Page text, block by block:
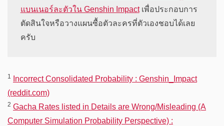
แบนเนอร์ละตัวใน Genshin Impact เพื่อประกอบการ
ตัดสินใจหรือวางแผนซื้อตัวละครที่ตัวเองชอบได้เลย
ครับ
1
Incorrect Consolidated Probability : Genshin_Impact
(reddit.com)
2 Gacha Rates listed in Details are Wrong/Misleading (A
Computer Simulation Probability Perspective) :